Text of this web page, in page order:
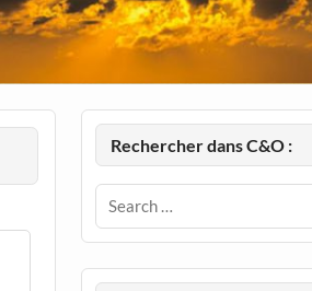
Rechercher dans C&O :